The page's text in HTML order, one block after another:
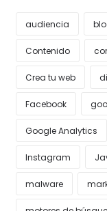
audiencia
Contenido
Crea tu web
Facebook
Google Analytics
Instagram
malware